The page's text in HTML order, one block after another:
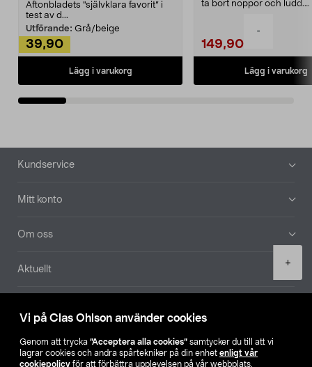
Vi på Clas Ohlson använder cookies
Genom att trycka ”Acceptera alla cookies” samtycker du till att vi
lagrar cookies och andra spårtekniker på din enhet enligt vår
cookiepolicy för att förbättra upplevelsen på vår webbplats,
-
+
Aftonbladets "självklara favorit” i
test av d...
Utförande: Grå/beige
39,90
Lägg i varukorg
ta bort noppor och ludd.
149,90
Lägg i varukorg
Sidfot
Kundservice
Mitt konto
Om oss
Aktuellt
Hitta butik